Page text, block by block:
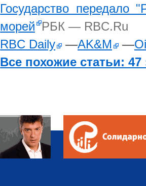
Государство передало
морей РБК — RBC.Ru
RBC Daily
—AK&M —
Все похожие статьи: 47